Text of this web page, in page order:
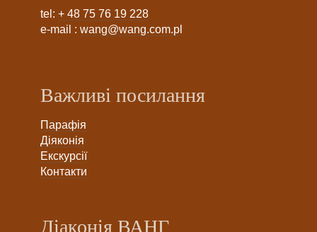
tel: + 48 75 76 19 228
e-mail : wang@wang.com.pl
Важливі посилання
Парафія
Діяконія
Екскурсії
Контакти
Діаконія ВАНГ